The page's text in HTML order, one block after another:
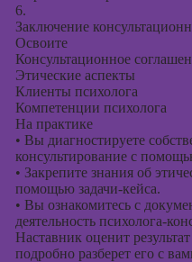
6.
Заключение
Освоите
Консультационное
Этические аспекты
Клиенты психолога
Компетенции психолога
На практике
• Вы диагностируете
консультирование с
• Закрепите знания об
помощью задачи-кейса.
• Вы ознакомитесь с
деятельность психолога-
Наставник оценит
подробно разберет его с